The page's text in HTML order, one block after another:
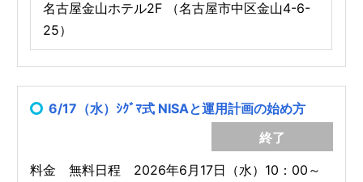
名古屋金山ホテル2F （名古屋市中区金山4-6-
25）
6/17（水）ｼｸﾞﾏ式 NISAと運用計画の始め方
終了
料金 無料日程 2026年6月17日（水）10：00～